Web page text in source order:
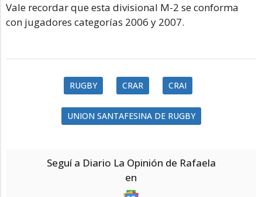
Vale recordar que esta divisional M-2 se conforma
con jugadores categorías 2006 y 2007.
RUGBY CRAR CRAI
UNION SANTAFESINA DE RUGBY
Seguí a Diario La Opinión de Rafaela
en